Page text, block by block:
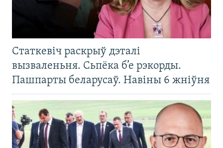
Статкевіч раскрыў дэталі
вызваленьня. Сьпёка б’е рэкорды.
Пашпарты беларусаў. Навіны 6 жніўня